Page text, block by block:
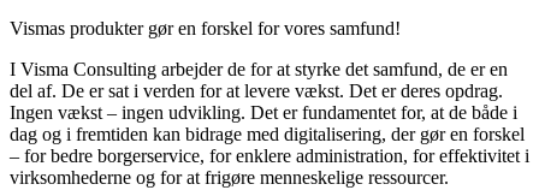
Vismas produkter gør en forskel for vores samfund!
I Visma Consulting arbejder de for at styrke det samfund, de er en
del af. De er sat i verden for at levere vækst. Det er deres opdrag.
Ingen vækst – ingen udvikling. Det er fundamentet for, at de både i
dag og i fremtiden kan bidrage med digitalisering, der gør en forskel
– for bedre borgerservice, for enklere administration, for effektivitet i
virksomhederne og for at frigøre menneskelige ressourcer.